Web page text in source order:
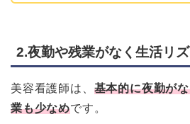
2.夜勤や残業がなく生活リ
美容看護師は、 基本的に夜勤が
業も少なめです。